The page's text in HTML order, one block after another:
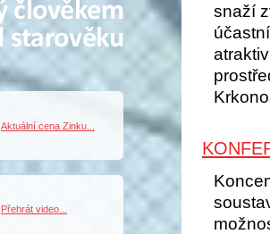
snaží
Aktuální cena Zinku...
Přehrát video...